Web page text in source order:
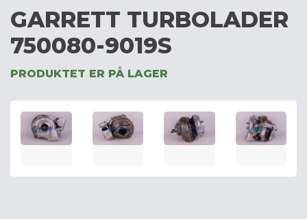
GARRETT TURBOLADER
750080-9019S
PRODUKTET ER PÅ LAGER